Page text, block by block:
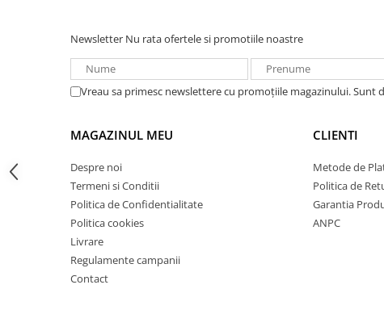
Baterii si acumulatori AGM VRLA
Acumulatori Moto, ATV
SLA AGM (Sealed Lead Acid)
Deep Cycle - Tractiune/Semi-
Marine & Caravan
Pachete acumulatori VRLA
Newsletter Nu rata ofertele si promotiile noastre
Vreau sa primesc newslettere cu promoțiile magazinului. Sunt
MAGAZINUL MEU
Despre noi
Termeni si Conditii
Politica de Confidentialitate
Politica cookies
Livrare
Regulamente campanii
Contact
CLIENTI
Metode de
Politica de
Garantia
ANPC